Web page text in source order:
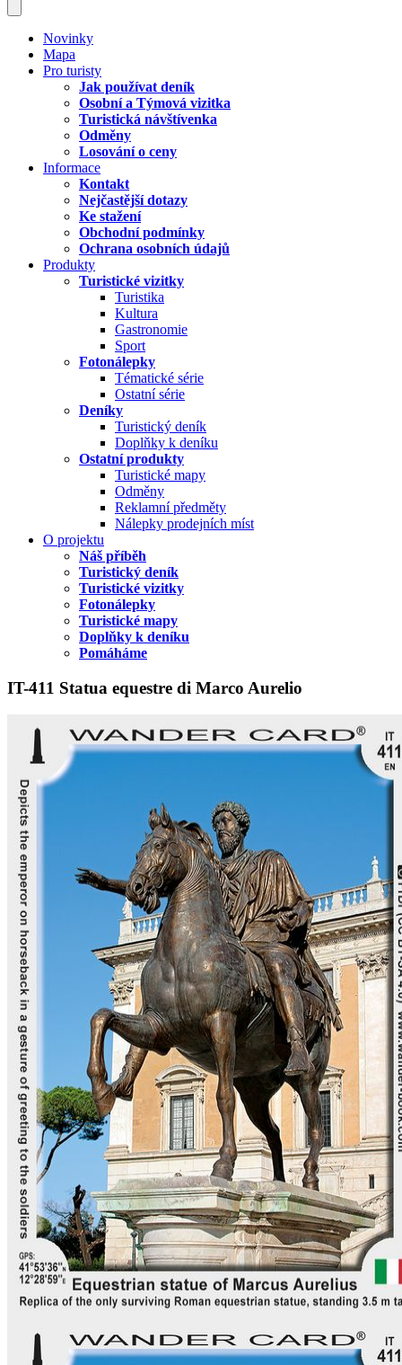
Novinky
Mapa
Pro turisty
Jak používat deník
Osobní a Týmová vizitka
Turistická návštívenka
Odměny
Losování o ceny
Informace
Kontakt
Nejčastější dotazy
Ke stažení
Obchodní podmínky
Ochrana osobních údajů
Produkty
Turistické vizitky
Turistika
Kultura
Gastronomie
Sport
Fotonálepky
Tématické série
Ostatní série
Deníky
Turistický deník
Doplňky k deníku
Ostatní produkty
Turistické mapy
Odměny
Reklamní předměty
Nálepky prodejních míst
O projektu
Náš příběh
Turistický deník
Turistické vizitky
Fotonálepky
Turistické mapy
Doplňky k deníku
Pomáháme
IT-411 Statua equestre di Marco Aurelio